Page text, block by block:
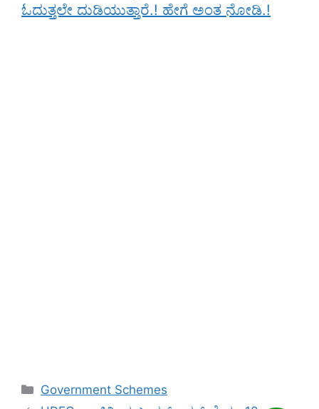
ಓದುತ್ತಲೇ ದುಡಿಯುತ್ತಾರೆ.! ಹೇಗೆ ಅಂತ ನೋಡಿ.!
Categories
Government Schemes